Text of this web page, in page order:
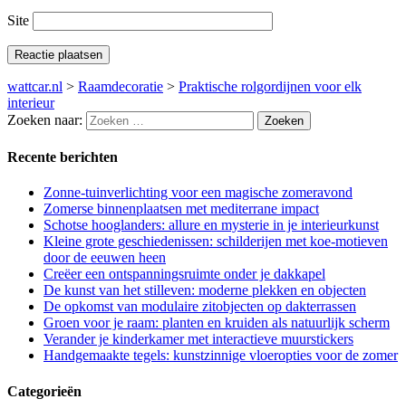
Site
wattcar.nl > Raamdecoratie > Praktische rolgordijnen voor elk
interieur
Zoeken naar:
Recente berichten
Zonne-tuinverlichting voor een magische zomeravond
Zomerse binnenplaatsen met mediterrane impact
Schotse hooglanders: allure en mysterie in je interieurkunst
Kleine grote geschiedenissen: schilderijen met koe-motieven
door de eeuwen heen
Creëer een ontspanningsruimte onder je dakkapel
De kunst van het stilleven: moderne plekken en objecten
De opkomst van modulaire zitobjecten op dakterrassen
Groen voor je raam: planten en kruiden als natuurlijk scherm
Verander je kinderkamer met interactieve muurstickers
Handgemaakte tegels: kunstzinnige vloeropties voor de zomer
Categorieën